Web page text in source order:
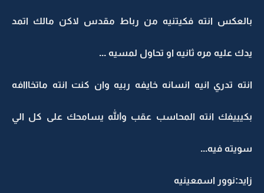
بالعكس انته فكيتنيه من رباط مقدس لاكن مالك اتمد
يدك عليه مره ثانيه او تحاول لمسيه ...
انته تدري انيه انسانه خايفه ربيه وان كنت انته ماتخااافه
بكيييفك انته المحاسب عقب والله يسامحك على كل الي
سويته فيه...
زايد:نوور اسمعينيه